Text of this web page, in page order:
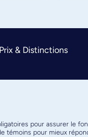
Prix & Distinctions
pour assurer le
témoins pour mieux